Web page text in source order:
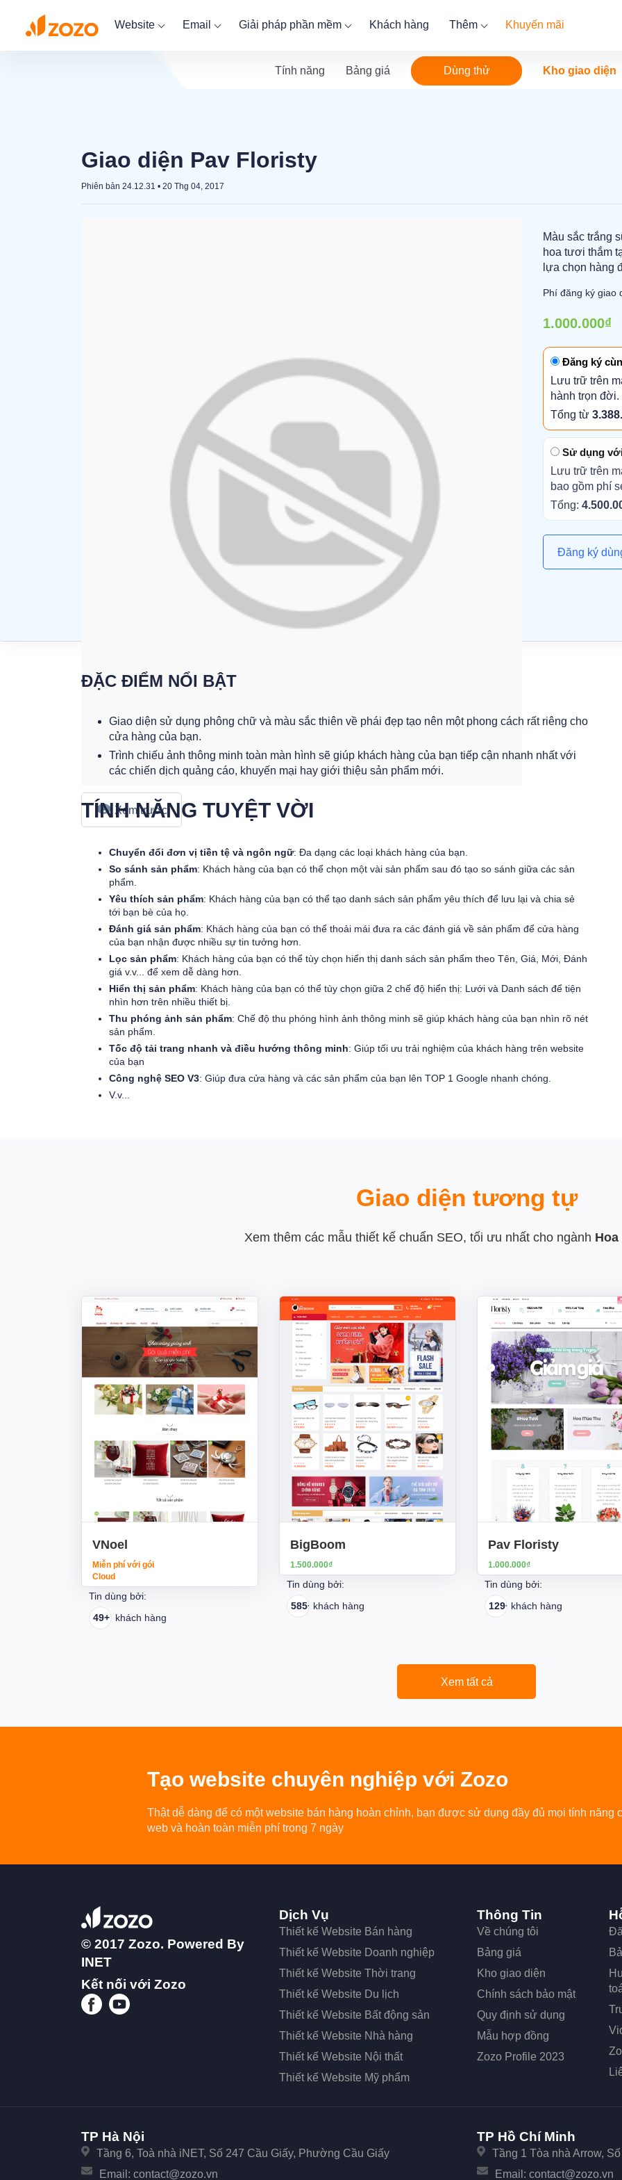
Website Email Giải pháp phần mềm Khách hàng Thêm Khuyến mãi
Tính năng Bảng giá Dùng thử Kho giao diện
Giao diện Pav Floristy
Phiên bản 24.12.31 • 20 Thg 04, 2017
Xem trước
Màu sắc trắng
hoa tươi thắm
lựa chọn hàng
Phí đăng ký giao
1.000.000₫
Đăng ký
Lưu trữ trên
hành trọn đời.
Tổng từ
Sử dụng
Lưu trữ trên
bao gồm phí
Tổng:
Đăng ký
ĐẶC ĐIỂM NỔI BẬT
​Giao diện sử dụng phông chữ và màu sắc thiên về phái đẹp tạo nên một phong cách rất riêng cho
cửa hàng của bạn.
Trình chiếu ảnh thông minh toàn màn hình sẽ giúp khách hàng của bạn tiếp cận nhanh nhất với
các chiến dịch quảng cáo, khuyến mại hay giới thiệu sản phẩm mới.
TÍNH NĂNG TUYỆT VỜI
Chuyển đổi đơn vị tiền tệ và ngôn ngữ: Đa dạng các loại khách hàng của bạn.
So sánh sản phẩm: Khách hàng của bạn có thể chọn một vài sản phẩm sau đó tạo so sánh giữa các sản
phẩm.
Yêu thích sản phẩm: Khách hàng của bạn có thể tạo danh sách sản phẩm yêu thích để lưu lại và chia sẻ
tới bạn bè của họ.
Đánh giá sản phẩm: Khách hàng của bạn có thể thoải mái đưa ra các đánh giá về sản phẩm để cửa hàng
của bạn nhận được nhiều sự tin tưởng hơn.
Lọc sản phẩm: Khách hàng của bạn có thể tùy chọn hiển thị danh sách sản phẩm theo Tên, Giá, Mới, Đánh
giá v.v... để xem dễ dàng hơn.
Hiển thị sản phẩm: Khách hàng của bạn có thể tùy chọn giữa 2 chế độ hiển thị: Lưới và Danh sách để tiện
nhìn hơn trên nhiều thiết bị.
Thu phóng ảnh sản phẩm: Chế độ thu phóng hình ảnh thông minh sẽ giúp khách hàng của bạn nhìn rõ nét
sản phẩm.
Tốc độ tải trang nhanh và điều hướng thông minh: Giúp tối ưu trải nghiệm của khách hàng trên website
của bạn
Công nghệ SEO V3: Giúp đưa cửa hàng và các sản phẩm của bạn lên TOP 1 Google nhanh chóng.
V.v...
Giao diện tương tự
Xem thêm các mẫu thiết kế chuẩn SEO, tối ưu nhất cho ngành Hoa
VNoel
Miễn phí với gói
Cloud
Tin dùng bởi:
49+ khách hàng
BigBoom
1.500.000₫
Tin dùng bởi:
585+ khách hàng
Pav Floristy
1.000.000₫
Tin dùng bởi:
129+ khách hàng
Xem tất cả
Tạo website chuyên nghiệp với Zozo
Thật dễ dàng để có một website bán hàng hoàn chỉnh, bạn được sử dụng đầy đủ mọi tính năng
web và hoàn toàn miễn phí trong 7 ngày
© 2017 Zozo. Powered By
INET
Kết nối với Zozo
Dịch Vụ
Thiết kế Website Bán hàng
Thiết kế Website Doanh nghiệp
Thiết kế Website Thời trang
Thiết kế Website Du lịch
Thiết kế Website Bất động sản
Thiết kế Website Nhà hàng
Thiết kế Website Nội thất
Thiết kế Website Mỹ phẩm
Thông Tin
Về chúng tôi
Bảng giá
Kho giao diện
Chính sách bảo mật
Quy định sử dụng
Mẫu hợp đồng
Zozo Profile 2023
TP Hà Nội
Tầng 6, Toà nhà iNET, Số 247 Cầu Giấy, Phường Cầu Giấy
Email: contact@zozo.vn
TP Hồ Chí Minh
Tầng 1 Tòa nhà Arrow,
Email: contact@zozo.vn